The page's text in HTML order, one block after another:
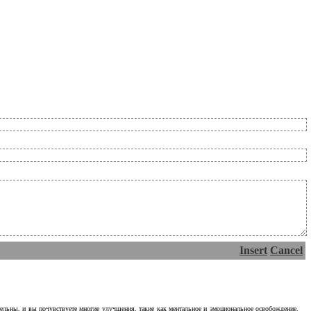
Insert Cancel
и вы почувствуете многие улучшения, такие как ментальное и эмоциональное освобождение.